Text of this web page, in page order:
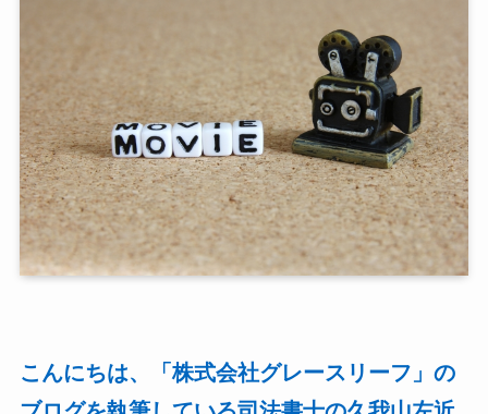
こんにちは、「株式会社グレースリーフ」の